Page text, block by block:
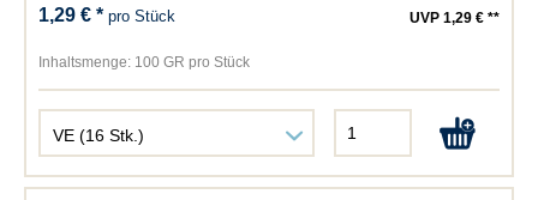
1,29 € *pro Stück UVP 1,29 € **
Inhaltsmenge: 100 GR pro Stück